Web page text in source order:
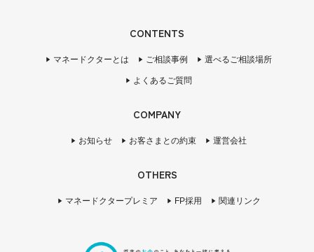
CONTENTS
マネードクターとは ご相談事例 選べるご相談場所
よくあるご質問
COMPANY
お知らせ お客さまとの約束 運営会社
OTHERS
マネードクタープレミア FP採用 関連リンク